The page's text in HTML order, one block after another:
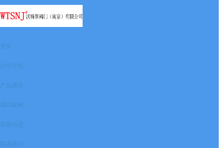
首页
公司介绍
产品展示
成功案例
新闻动态
联系我们